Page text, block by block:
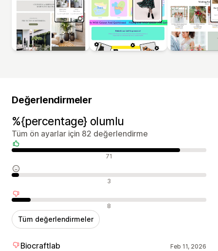
Değerlendirmeler
%{percentage} olumlu
Tüm ön ayarlar için 82 değerlendirme
Olumlu değerlendirmeler 71
Nötr değerlendirmeler 3
Olumsuz değerlendirmeler 8
Tüm değerlendirmeler
Biocraftlab Feb 11, 2026